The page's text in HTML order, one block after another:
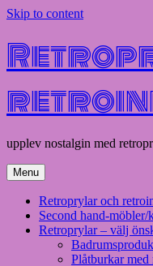
Skip to content
upplev nostalgin med
Menu
Retroprylar och
Second hand-möbler/
Retroprylar – välj
Plåtburkar